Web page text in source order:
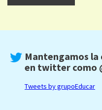
Mantengamos la
en twitter como
Tweets by grupoEducar